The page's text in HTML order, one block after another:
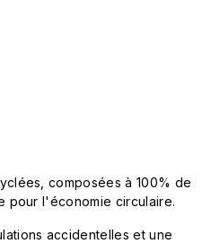
composées à 100% de
pour l'économie circulaire.
accidentelles et une